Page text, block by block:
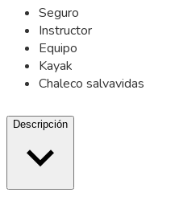
Seguro
Instructor
Equipo
Kayak
Chaleco salvavidas
Descripción